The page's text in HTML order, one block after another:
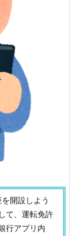
開設しよう
て、運転免許
行アプリ内